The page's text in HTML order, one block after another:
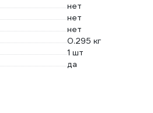
нет
нет
нет
0.295 кг
1 шт
да